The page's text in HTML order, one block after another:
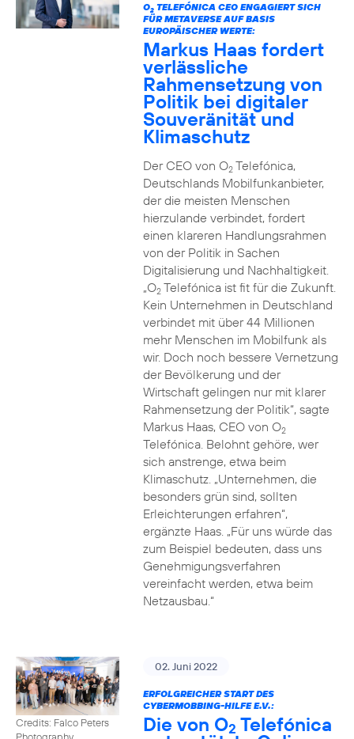
O2TELEFÓNICA CEO ENGAGIERT SICH
FÜR METAVERSE AUF BASIS
EUROPÄISCHER WERTE:
Markus Haas fordert
verlässliche
Rahmensetzung von
Politik bei digitaler
Souveränität und
Klimaschutz
Der CEO von O2Telefónica,
Deutschlands Mobilfunkanbieter,
der die meisten Menschen
hierzulande verbindet, fordert
einen klareren Handlungsrahmen
von der Politik in Sachen
Digitalisierung und Nachhaltigkeit.
„O2Telefónica ist fit für die Zukunft.
Kein Unternehmen in Deutschland
verbindet mit über 44 Millionen
mehr Menschen im Mobilfunk als
wir. Doch noch bessere Vernetzung
der Bevölkerung und der
Wirtschaft gelingen nur mit klarer
Rahmensetzung der Politik“, sagte
Markus Haas, CEO von O2
Telefónica. Belohnt gehöre, wer
sich anstrenge, etwa beim
Klimaschutz. „Unternehmen, die
besonders grün sind, sollten
Erleichterungen erfahren“,
ergänzte Haas. „Für uns würde das
zum Beispiel bedeuten, dass uns
Genehmigungsverfahren
vereinfacht werden, etwa beim
Netzausbau.“
Credits: Falco Peters
Photography
02. Juni 2022
ERFOLGREICHER START DES
CYBERMOBBING-HILFE E.V.:
Die von O2 Telefónica